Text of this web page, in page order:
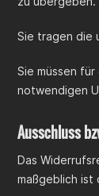
Sie tragen die
Sie müssen
notwendigen
Ausschluss
Das
maßgeblich ist